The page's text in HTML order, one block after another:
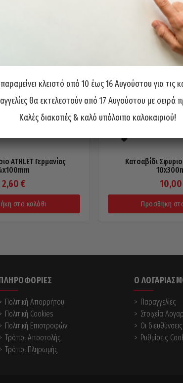
ATHLET Γερμανίας
2,60 €
στο καλάθι
Κατσαβίδι
10,00
Προσθήκη
Πολιτική Απορρήτου
Πολιτική Cookies
Πολιτική Επιστροφών
Τρόποι Αποστολής
Τρόποι Πληρωμής
Ο
Παραγγελίες
Στοιχεία
Οι
Ρυθμίσεις
κλειστό από 10 έως 16 Αυγούστου για τις
θα εκτελεστούν από 17 Αυγούστου με σειρά
Καλές διακοπές & καλό υπόλοιπο καλοκαιριού!